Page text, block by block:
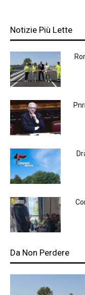
Notizie Più Lette
Da Non Perdere